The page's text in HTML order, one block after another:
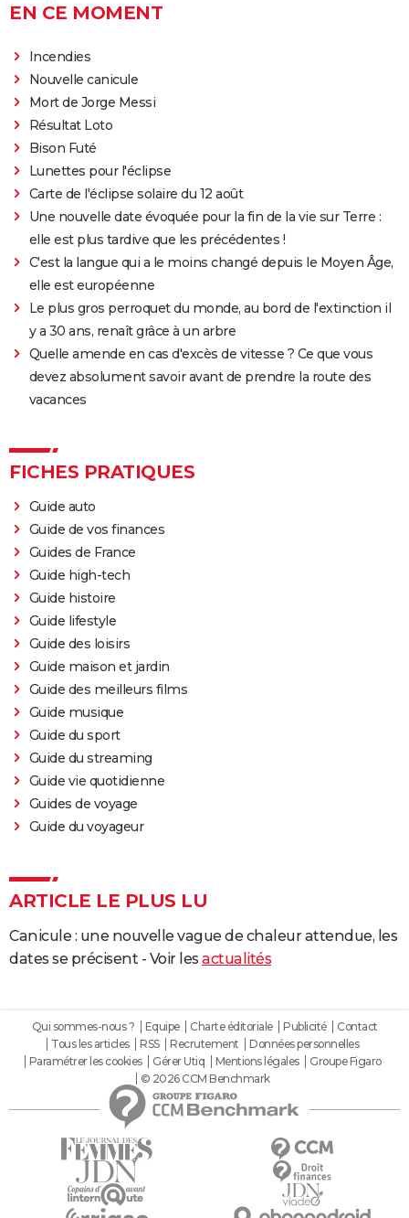
EN CE MOMENT
Incendies
Nouvelle canicule
Mort de Jorge Messi
Résultat Loto
Bison Futé
Lunettes pour l'éclipse
Carte de l'éclipse solaire du 12 août
Une nouvelle date évoquée pour la fin de la vie sur Terre :
elle est plus tardive que les précédentes !
C'est la langue qui a le moins changé depuis le Moyen Âge,
elle est européenne
Le plus gros perroquet du monde, au bord de l'extinction il
y a 30 ans, renaît grâce à un arbre
Quelle amende en cas d'excès de vitesse ? Ce que vous
devez absolument savoir avant de prendre la route des
vacances
FICHES PRATIQUES
Guide auto
Guide de vos finances
Guides de France
Guide high-tech
Guide histoire
Guide lifestyle
Guide des loisirs
Guide maison et jardin
Guide des meilleurs films
Guide musique
Guide du sport
Guide du streaming
Guide vie quotidienne
Guides de voyage
Guide du voyageur
ARTICLE LE PLUS LU
Canicule : une nouvelle vague de chaleur attendue, les
dates se précisent - Voir les actualités
Qui sommes-nous ? Equipe Charte éditoriale Publicité
Contact
Tous les articles
RSS Recrutement
Données personnelles
Paramétrer les cookies
Gérer Utiq Mentions légales
Groupe Figaro
© 2026 CCM Benchmark